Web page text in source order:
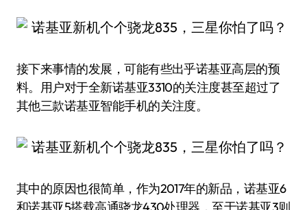
接下来事情的发展，可能有些出乎诺基亚高层的预
料。用户对于全新诺基亚3310的关注度甚至超过了
其他三款诺基亚智能手机的关注度。
其中的原因也很简单，作为2017年的新品，诺基亚6